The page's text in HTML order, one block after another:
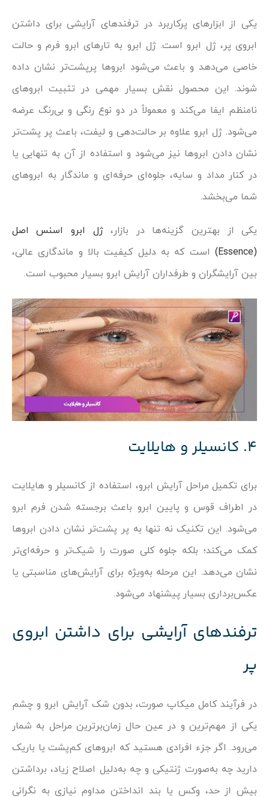
یکی از ابزارهای پرکاربرد در ترفندهای آرایشی برای داشتن
ابروی پر، ژل ابرو است. ژل ابرو به تارهای ابرو فرم و حالت
خاصی می‌دهد و باعث می‌شود ابروها پرپشت‌تر نشان داده
شوند. این محصول نقش بسیار مهمی در تثبیت ابروهای
نامنظم ایفا می‌کند و معمولاً در دو نوع رنگی و بی‌رنگ عرضه
می‌شود. ژل ابرو علاوه بر حالت‌دهی و لیفت، باعث پر پشت‌تر
نشان دادن ابروها نیز می‌شود و استفاده از آن به تنهایی یا
در کنار مداد و سایه، جلوه‌ای حرفه‌ای و ماندگار به ابروهای
شما می‌بخشد.
یکی از بهترین گزینه‌ها در بازار،ژل ابرو اسنس اصل
(Essence)
است که به دلیل کیفیت بالا و ماندگاری عالی،
بین آرایشگران و طرفداران آرایش ابرو بسیار محبوب است.
4. کانسیلر و هایلایت
برای تکمیل مراحل آرایش ابرو، استفاده از کانسیلر و هایلایت
در اطراف قوس و پایین ابرو باعث برجسته شدن فرم ابرو
می‌شود. این تکنیک نه تنها به پر پشت‌تر نشان دادن ابروها
کمک می‌کند؛ بلکه جلوه کلی صورت را شیک‌تر و حرفه‌ای‌تر
نشان می‌دهد. این مرحله به‌ویژه برای آرایش‌های مناسبتی یا
عکس‌برداری بسیار پیشنهاد می‌شود.
ترفندهای آرایشی برای داشتن ابروی
پر
در فرآیند کامل میکاپ صورت، بدون شک آرایش ابرو و چشم
یکی از مهم‌ترین و در عین حال زمان‌برترین مراحل به شمار
می‌رود. اگر جزء افرادی هستید که ابروهای کم‌پشت یا باریک
دارید چه به‌صورت ژنتیکی و چه به‌دلیل اصلاح زیاد، برداشتن
بیش از حد، وکس یا بند انداختن مداوم نیازی به نگرانی